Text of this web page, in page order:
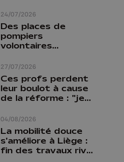
24/07/2026
27/07/2026
Des places de
pompiers
volontaires
province de Liège :
"Un citoyen qui
n'est formé ne
peut pas nous
aider"
04/08/2026
Ces profs perdent
leur boulot à cause
de la réforme : "je
comme prof que
comme
pharmacienne"
La mobilité douce
s'améliore à Liège :
fin des travaux rive